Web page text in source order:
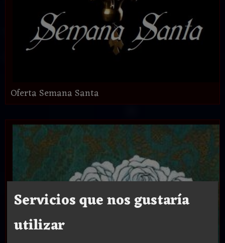
Oferta Semana Santa
Servicios que nos gustaría
utilizar